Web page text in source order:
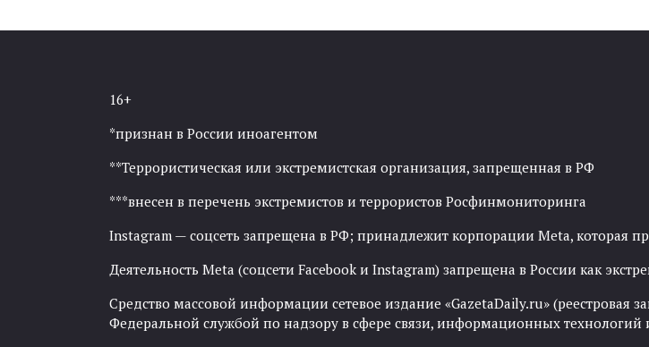
16+
*признан в России иноагентом
**Террористическая или экстремистская организация, запрещенная в РФ
***внесен в перечень экстремистов и террористов Росфинмониторинга
Instagram — соцсеть запрещена в РФ; принадлежит корпорации Meta, которая
Деятельность Meta (соцсети Facebook и Instagram) запрещена в России как
Средство массовой информации сетевое издание «GazetaDaily.ru» (реестровая
Федеральной службой по надзору в сфере связи, информационных